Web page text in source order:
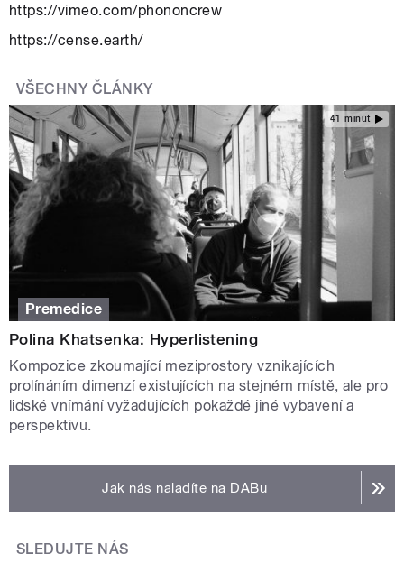
https://vimeo.com/phononcrew
https://cense.earth/
VŠECHNY ČLÁNKY
41 minut
Premedice
Polina Khatsenka: Hyperlistening
Kompozice zkoumající meziprostory vznikajících
prolínáním dimenzí existujících na stejném místě, ale pro
lidské vnímání vyžadujících pokaždé jiné vybavení a
perspektivu.
Jak nás naladíte na DABu
SLEDUJTE NÁS